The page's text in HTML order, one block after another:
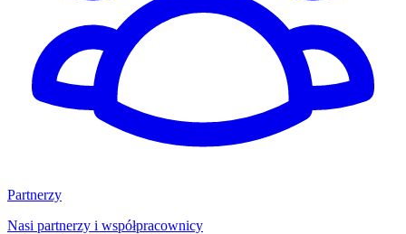
Partnerzy
Nasi partnerzy i współpracownicy